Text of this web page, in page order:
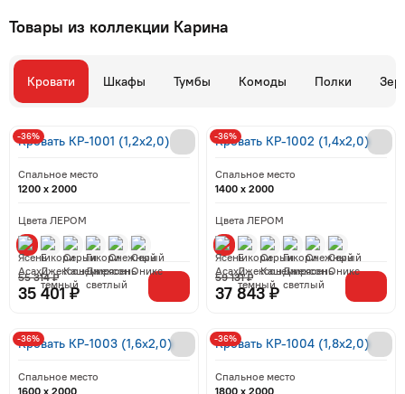
Товары из коллекции Карина
Кровати Шкафы Тумбы Комоды Полки
Кровать КР-1001 (1,2x2,0)
Спальное место
1200 x 2000
Цвета ЛЕРОМ
35 401 ₽
55 314 ₽
-36% Кровать КР-1002 (1,4x2,0)
Спальное место
1400 x 2000
Цвета ЛЕРОМ
37 843 ₽
59 131 ₽
-36%
Кровать КР-1003 (1,6x2,0)
Спальное место
1600 x 2000
-36% Кровать КР-1004 (1,8x2,0)
Спальное место
1800 x 2000
-36%